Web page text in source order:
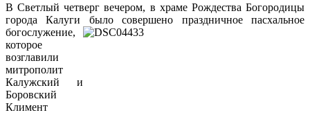
В Светлый четверг вечером, в храме Рождества Богородицы
города Калуги было совершено праздничное пасхальное
богослужение,
которое
возглавили
митрополит
Калужский и
Боровский
Климент